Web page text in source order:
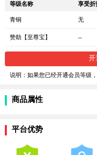
等级名称 享受折
青铜 无
赞助【至尊宝】 --
开
说明：如果您已经开通会员等级
商品属性
平台优势